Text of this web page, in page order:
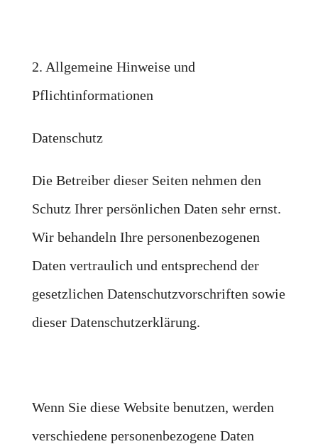
2. Allgemeine Hinweise und
Pflichtinformationen
Datenschutz
Die Betreiber dieser Seiten nehmen den
Schutz Ihrer persönlichen Daten sehr ernst.
Wir behandeln Ihre personenbezogenen
Daten vertraulich und entsprechend der
gesetzlichen Datenschutzvorschriften sowie
dieser Datenschutzerklärung.
Wenn Sie diese Website benutzen, werden
verschiedene personenbezogene Daten